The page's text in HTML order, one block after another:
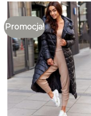
Promocja!